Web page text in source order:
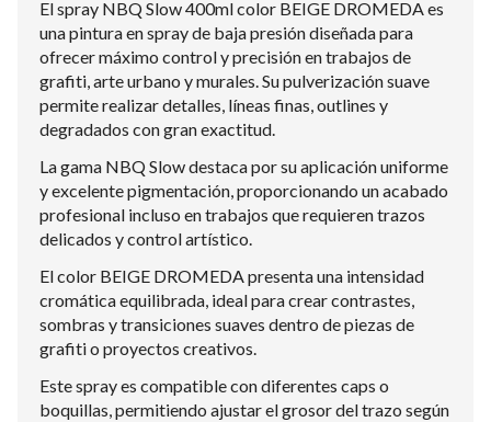
El spray NBQ Slow 400ml color BEIGE DROMEDA es
una pintura en spray de baja presión diseñada para
ofrecer máximo control y precisión en trabajos de
grafiti, arte urbano y murales. Su pulverización suave
permite realizar detalles, líneas finas, outlines y
degradados con gran exactitud.
La gama NBQ Slow destaca por su aplicación uniforme
y excelente pigmentación, proporcionando un acabado
profesional incluso en trabajos que requieren trazos
delicados y control artístico.
El color BEIGE DROMEDA presenta una intensidad
cromática equilibrada, ideal para crear contrastes,
sombras y transiciones suaves dentro de piezas de
grafiti o proyectos creativos.
Este spray es compatible con diferentes caps o
boquillas, permitiendo ajustar el grosor del trazo según